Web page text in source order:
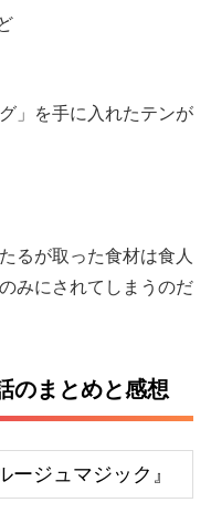
」を手に入れたテンが
るが取った食材は食人
みにされてしまうのだ
のまとめと感想
ジュマジック』